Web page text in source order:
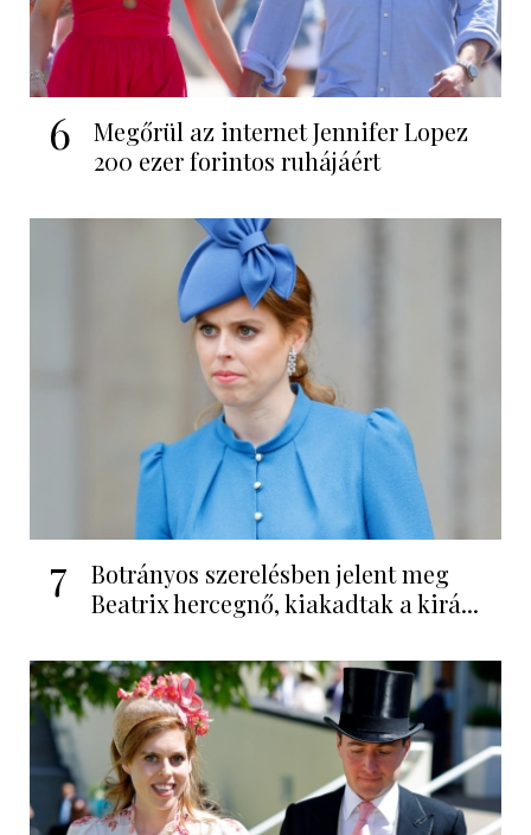
6
Megőrül az internet Jennifer Lopez
200 ezer forintos ruhájáért
7
Botrányos szerelésben jelent meg
Beatrix hercegnő, kiakadtak a kirá...